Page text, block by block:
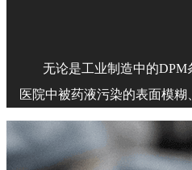
无论是工业制造中的DPM
医院中被药液污染的表面模糊